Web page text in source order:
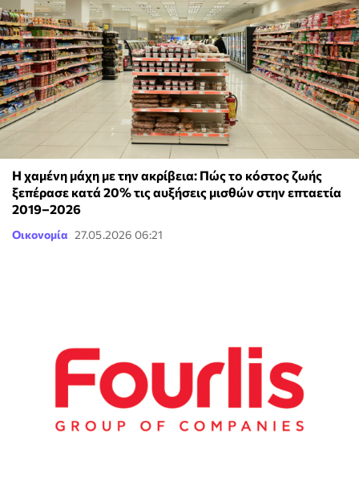
Η χαμένη μάχη με την ακρίβεια: Πώς το κόστος ζωής
ξεπέρασε κατά 20% τις αυξήσεις μισθών στην επταετία
2019–2026
Οικονομία 27.05.2026 06:21